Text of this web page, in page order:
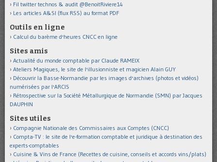
Fil twitter technos & audit @BenoitRiviere14
Les articles A&SI (flux RSS) au format PDF
Outils en ligne
Calcul du barème d'heures CNCC en ligne
Sites amis
Actualité du monde comptable par Claude RAMEIX
Ateliers Magiques, le site de l'illusionniste et magicien Alain GUY
Découvrir la Basse-Normandie par les images d'archives (photos et vidéos)
numérisées par l'ARCIS
Rétrospective sur la Société Métallurgique de Normandie (SMN) par Jacques
DAUPHIN
Sites utiles
Compagnie Nationale des Commissaires aux Comptes (CNCC)
Compta-TV : le site de l'e-formation comptable et juridique à destination des
experts-comptables
Cuisine & Vins de France (Recettes de cuisine, conseils et accords vins/plats)